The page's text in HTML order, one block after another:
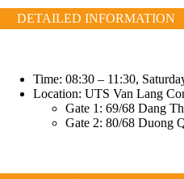
DETAILED INFORMATION
Time: 08:30 – 11:30,
Location: UTS Van Lang
Gate 1: 69/68 Dang
Gate 2: 80/68 Duong